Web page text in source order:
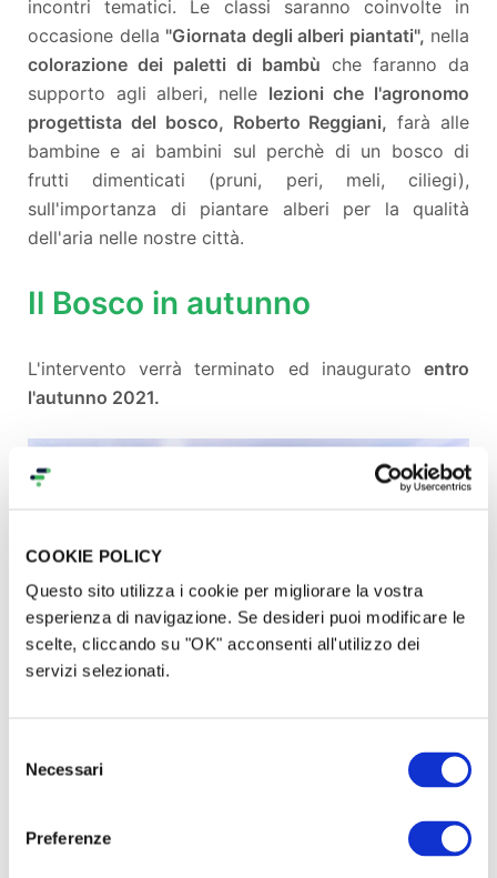
COOKIE POLICY
Questo sito utilizza i cookie per migliorare la vostra
esperienza di navigazione. Se desideri puoi modificare le
scelte, cliccando su "OK" acconsenti all'utilizzo dei
servizi selezionati.
delNecessari
Preferenze
incontri tematici. Le classi saranno coinvolte in
occasione della "Giornata degli alberi piantati", nella
colorazione dei paletti di bambù che faranno da
supporto agli alberi, nelle lezioni che l'agronomo
progettista del bosco, Roberto Reggiani, farà alle
bambine e ai bambini sul perchè di un bosco di
frutti dimenticati (pruni, peri, meli, ciliegi),
sull'importanza di piantare alberi per la qualità
dell'aria nelle nostre città.
Il Bosco in autunno
L'intervento verrà terminato ed inaugurato entro
l'autunno 2021.
Di cosa abbiamo bisogno
Il progetto prevede un costo complessivo di€
250.000.
L'intervento sarà in parte finanziato dal
Comuni Virtuosi,
sponsor locali e